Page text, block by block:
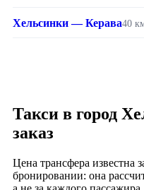
Хельсинки — Керава40
Такси в город
заказ
Цена трансфера известна
бронировании: она